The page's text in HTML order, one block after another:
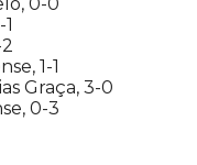
1-1
Graça, 3-0
0-3